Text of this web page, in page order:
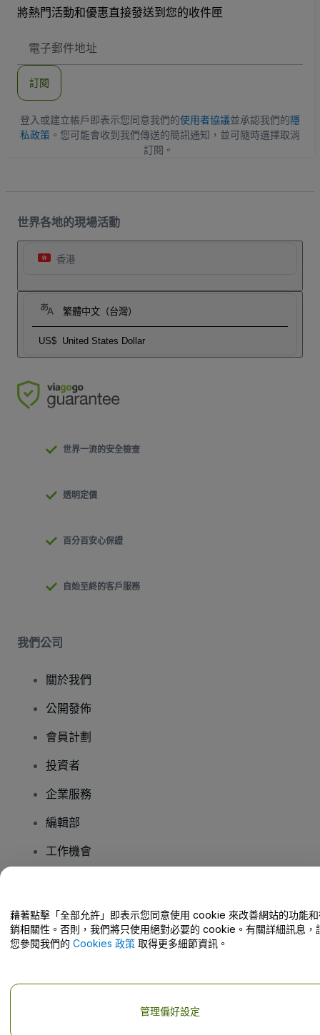
將熱門活動和優惠直接發送到您的收件匣
子
地
訂閱
登入或建立帳戶即表示您同意我們的使用者協議並承認我們的隱
私政策 。您可能會收到我們傳送的簡訊通知，並可隨時選擇取消
訂閱。
世界各地的現場活動
香港
繁體中文（台灣）
US$ United States Dollar
世界一流的安全檢查
透明定價
百分百安心保證
自始至終的客戶服務
我們公司
關於我們
公開發佈
會員計劃
投資者
企業服務
編輯部
工作機會
幫助中心 / 聯絡我們
公司詳情
藉著點擊「全部允許」即表示您同意使用 cookie 來改善網站的功能
銷相關性。否則，我們將只使用絕對必要的 cookie。有關詳細訊息，
您參閱我們的 Cookies 政策 取得更多細節資訊。
管理偏好設定